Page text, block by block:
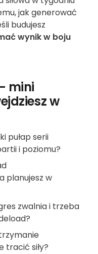
jak generować
budujesz
wynik w boju
mini
w
pułap serii
i poziomu?
planujesz w
zwalnia i trzeba
tracić siły?